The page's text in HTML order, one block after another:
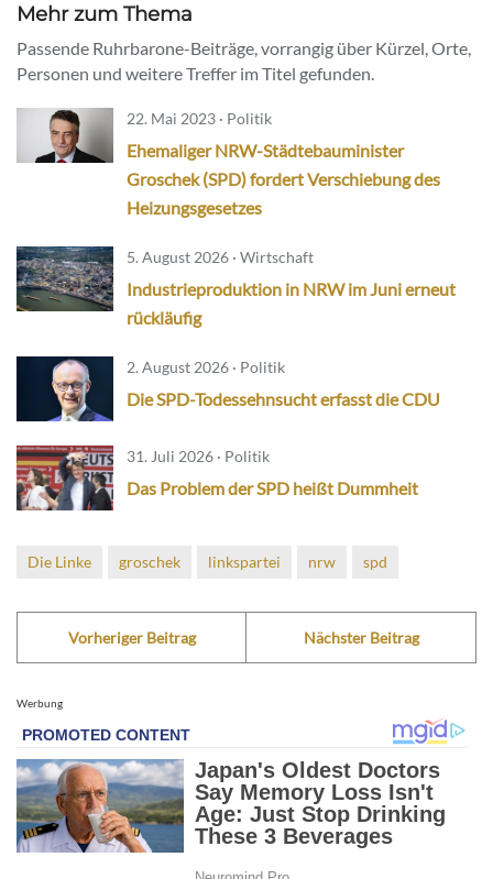
Mehr zum Thema
Passende Ruhrbarone-Beiträge, vorrangig über Kürzel, Orte,
Personen und weitere Treffer im Titel gefunden.
22. Mai 2023 · Politik
Ehemaliger NRW-Städtebauminister
Groschek (SPD) fordert Verschiebung des
Heizungsgesetzes
5. August 2026 · Wirtschaft
Industrieproduktion in NRW im Juni erneut
rückläufig
2. August 2026 · Politik
Die SPD-Todessehnsucht erfasst die CDU
31. Juli 2026 · Politik
Das Problem der SPD heißt Dummheit
Die Linke groschek linkspartei nrw spd
Vorheriger Beitrag Nächster Beitrag
Werbung